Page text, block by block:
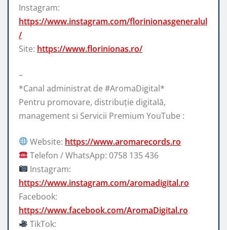
Instagram:
https://www.instagram.com/florinionasgeneralul
/
Site: https://www.florinionas.ro/
–
*Canal administrat de #AromaDigital*
Pentru promovare, distribuție digitală,
management si Servicii Premium YouTube :
Website: https://www.aromarecords.ro
Telefon / WhatsApp: 0758 135 436
Instagram:
https://www.instagram.com/aromadigital.ro
Facebook:
https://www.facebook.com/AromaDigital.ro
TikTok: